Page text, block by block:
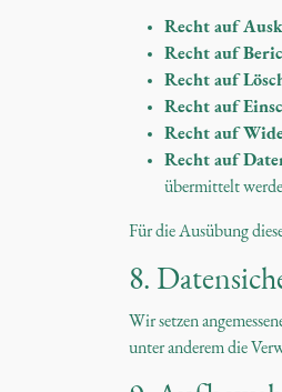
Recht auf
Recht auf
Recht auf
Recht auf
Recht auf
Recht auf
übermittelt
Für die Ausübung
8.
Wir setzen
unter anderem die